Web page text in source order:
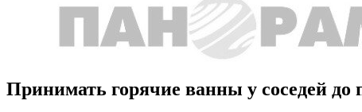
Принимать горячие ванны у соседей